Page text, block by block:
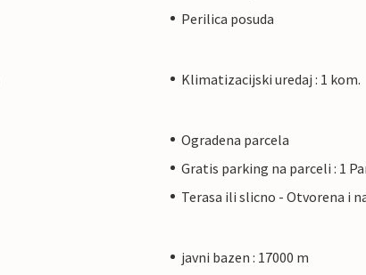
Perilica posuda
Klimatizacijski uredaj : 1 kom.
Ogradena parcela
Gratis parking na parceli : 1
Terasa ili slicno - Otvorena i
javni bazen : 17000 m